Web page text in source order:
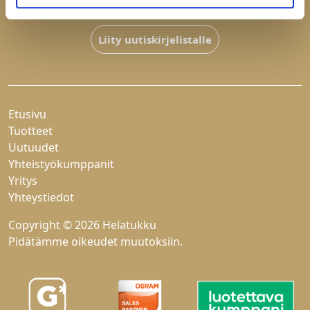
Liity uutiskirjelistalle
Etusivu
Tuotteet
Uutuudet
Yhteistyökumppanit
Yritys
Yhteystiedot
Copyright © 2026 Helatukku
Pidätämme oikeudet muutoksiin.